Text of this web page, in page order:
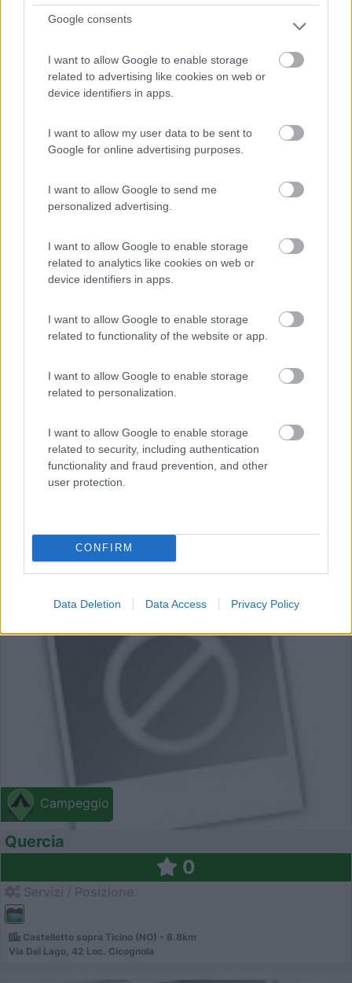
Google consents
I want to allow Google to enable storage
related to advertising like cookies on web or
device identifiers in apps.
I want to allow my user data to be sent to
Google for online advertising purposes.
I want to allow Google to send me
personalized advertising.
I want to allow Google to enable storage
related to analytics like cookies on web or
device identifiers in apps.
I want to allow Google to enable storage
related to functionality of the website or app.
I want to allow Google to enable storage
related to personalization.
I want to allow Google to enable storage
related to security, including authentication
functionality and fraud prevention, and other
user protection.
CONFIRM
Data Deletion Data Access Privacy Policy
Campeggio
Smeraldo
0
Via Cavour ,131
Campeggio
Quercia
0
Castelletto sopra Ticino (NO) - 8.8km
Via Del Lago, 42 Loc. Cicognola